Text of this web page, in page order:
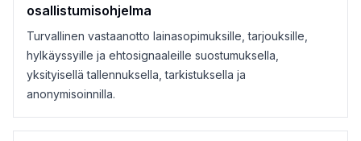
osallistumisohjelma
Turvallinen vastaanotto lainasopimuksille, tarjouksille,
hylkäyssyille ja ehtosignaaleille suostumuksella,
yksityisellä tallennuksella, tarkistuksella ja
anonymisoinnilla.